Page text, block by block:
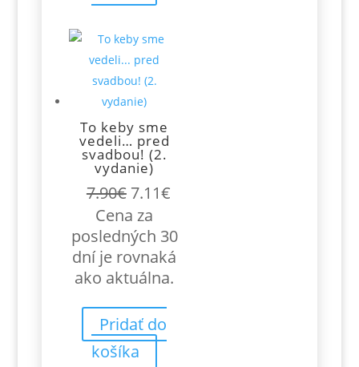
To keby sme
vedeli… pred
svadbou! (2.
vydanie)
7.90€ Pôvodná
cena
bola:
7.90€.
7.11€Aktuálna
je:
7.11€.
Cena za
posledných 30
dní je rovnaká
ako aktuálna.
Pridať do
košíka